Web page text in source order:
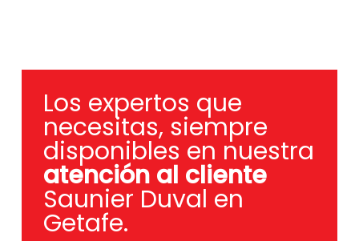
Los expertos que
necesitas, siempre
disponibles en nuestra
atención al cliente
Saunier Duval en
Getafe.